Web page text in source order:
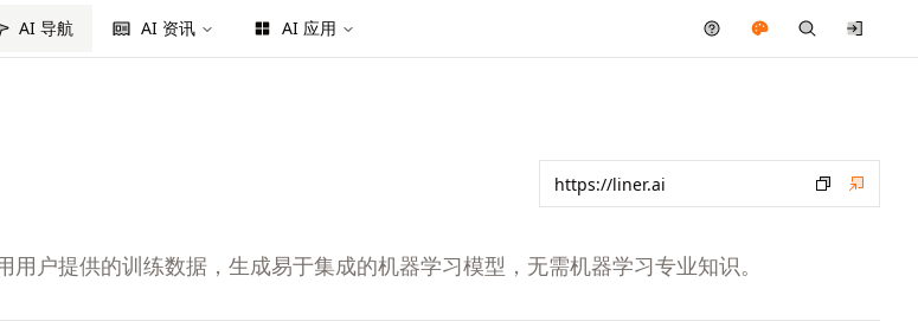
AI 导航 AI 资讯 AI 应用
户提供的训练数据，生成易于集成的机器学习模型，无需机器学习专业知识。